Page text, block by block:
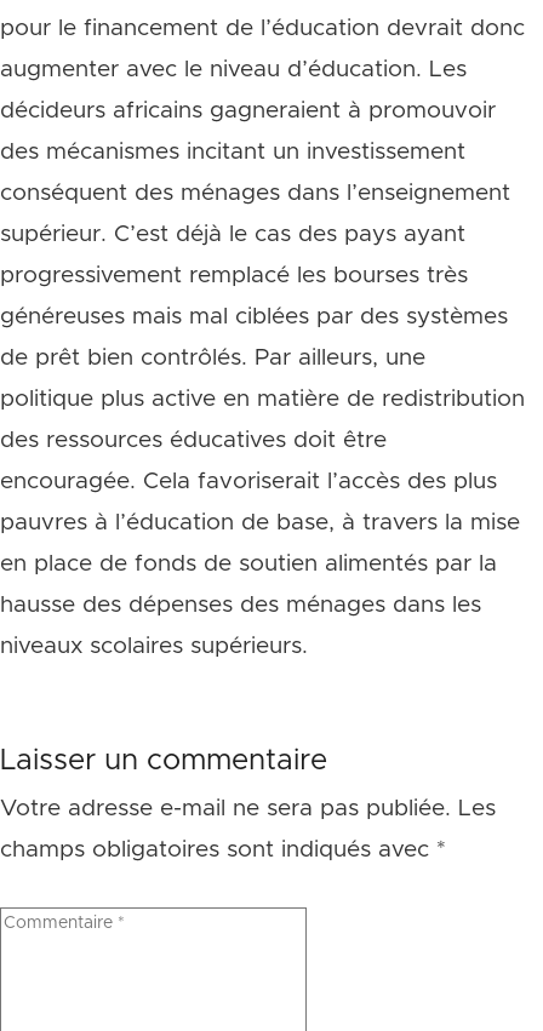
pour le financement de l’éducation devrait donc
augmenter avec le niveau d’éducation. Les
décideurs africains gagneraient à promouvoir
des mécanismes incitant un investissement
conséquent des ménages dans l’enseignement
supérieur. C’est déjà le cas des pays ayant
progressivement remplacé les bourses très
généreuses mais mal ciblées par des systèmes
de prêt bien contrôlés. Par ailleurs, une
politique plus active en matière de redistribution
des ressources éducatives doit être
encouragée. Cela favoriserait l’accès des plus
pauvres à l’éducation de base, à travers la mise
en place de fonds de soutien alimentés par la
hausse des dépenses des ménages dans les
niveaux scolaires supérieurs.
Laisser un commentaire
Votre adresse e-mail ne sera pas publiée. Les
champs obligatoires sont indiqués avec *